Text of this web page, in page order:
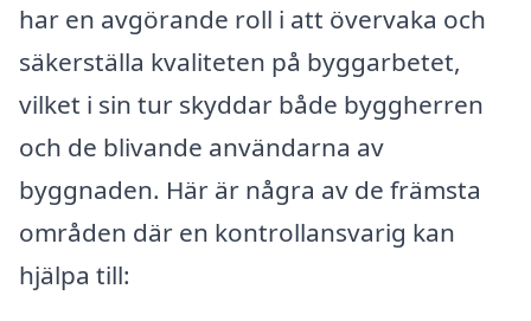
har en avgörande roll i att övervaka och
säkerställa kvaliteten på byggarbetet,
vilket i sin tur skyddar både byggherren
och de blivande användarna av
byggnaden. Här är några av de främsta
områden där en kontrollansvarig kan
hjälpa till: